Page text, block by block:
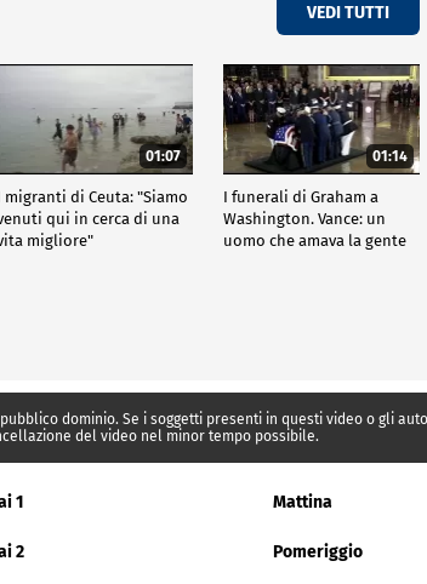
VEDI TUTTI
01:07
migranti di Ceuta: "Siamo
qui in cerca di una
migliore"
01:14
I funerali di Graham a
Washington. Vance: un
uomo che amava la gente
dominio. Se i soggetti presenti in questi video o gli
del video nel minor tempo possibile.
1 Mattina
2 Pomeriggio